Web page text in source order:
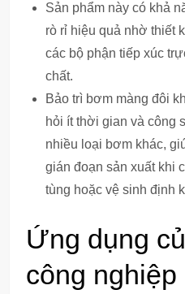
Sản phẩm này có khả
rò rỉ hiệu quả nhờ thiết
các bộ phận tiếp xúc
chất.
Bảo trì bơm màng đôi
hỏi ít thời gian và công
nhiều loại bơm khác,
gián đoạn sản xuất khi
tùng hoặc vệ sinh định
Ứng dụng
công nghiệp